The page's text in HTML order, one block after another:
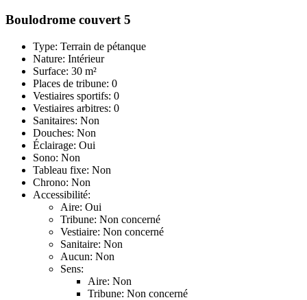
Boulodrome couvert 5
Type: Terrain de pétanque
Nature: Intérieur
Surface: 30 m²
Places de tribune: 0
Vestiaires sportifs: 0
Vestiaires arbitres: 0
Sanitaires: Non
Douches: Non
Éclairage: Oui
Sono: Non
Tableau fixe: Non
Chrono: Non
Accessibilité:
Aire: Oui
Tribune: Non concerné
Vestiaire: Non concerné
Sanitaire: Non
Aucun: Non
Sens:
Aire: Non
Tribune: Non concerné